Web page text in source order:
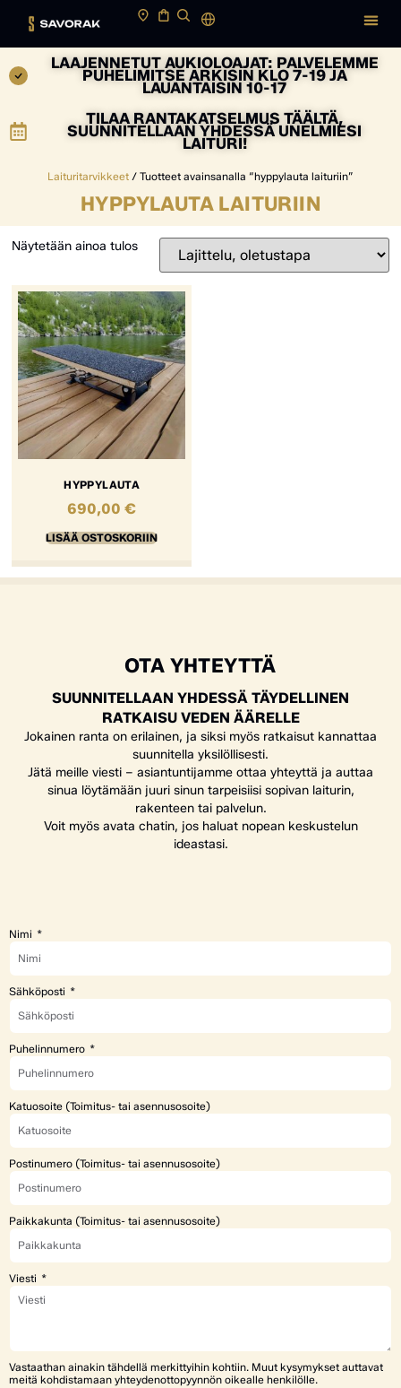
LAAJENNETUT AUKIOLOAJAT: PALVELEMME
PUHELIMITSE ARKISIN KLO 7-19 JA
LAUANTAISIN 10-17
TILAA RANTAKATSELMUS TÄÄLTÄ,
SUUNNITELLAAN YHDESSÄ UNELMIESI
LAITURI!
Laituritarvikkeet / Tuotteet avainsanalla “hyppylauta laituriin”
HYPPYLAUTA LAITURIIN
Näytetään ainoa tulos
HYPPYLAUTA
690,00€
LISÄÄ OSTOSKORIIN
OTA YHTEYTTÄ
SUUNNITELLAAN YHDESSÄ TÄYDELLINEN
RATKAISU VEDEN ÄÄRELLE
Jokainen ranta on erilainen, ja siksi myös ratkaisut kannattaa
suunnitella yksilöllisesti.
Jätä meille viesti – asiantuntijamme ottaa yhteyttä ja auttaa
sinua löytämään juuri sinun tarpeisiisi sopivan laiturin,
rakenteen tai palvelun.
Voit myös avata chatin, jos haluat nopean keskustelun
ideastasi.
Nimi
Sähköposti
Puhelinnumero
Katuosoite (Toimitus- tai asennusosoite)
Postinumero (Toimitus- tai asennusosoite)
Paikkakunta (Toimitus- tai asennusosoite)
Viesti
Vastaathan ainakin tähdellä merkittyihin kohtiin. Muut kysymykset auttavat
meitä kohdistamaan yhteydenottopyynnön oikealle henkilölle.